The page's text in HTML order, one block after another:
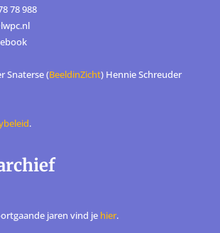
78 988
Snaterse (BeeldinZicht) Hennie Schreuder
.
jaren vind je hier.